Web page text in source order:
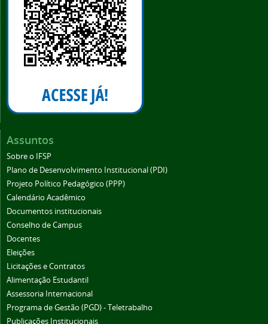
Assuntos
Sobre o IFSP
Plano de Desenvolvimento Institucional (PDI)
Projeto Político Pedagógico (PPP)
Calendário Acadêmico
Documentos institucionais
Conselho de Campus
Docentes
Eleições
Licitações e Contratos
Alimentação Estudantil
Assessoria Internacional
Programa de Gestão (PGD) - Teletrabalho
Publicações Institucionais